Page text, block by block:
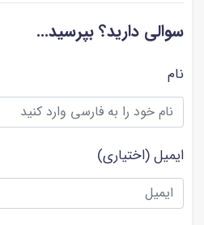
سوالی دارید؟ بپرسید...
نام
ایمیل(اختیاری)